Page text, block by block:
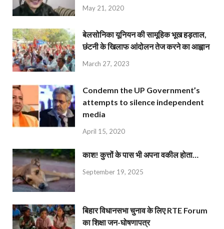
May 21, 2020
बेलसोनिका यूनियन की सामूहिक भूख हड़ताल,
छंटनी के खिलाफ आंदोलन तेज करने का आह्वान
March 27, 2023
Condemn the UP Government’s
attempts to silence independent
media
April 15, 2020
काश! कुत्तों के पास भी अपना वकील होता…
September 19, 2025
बिहार विधानसभा चुनाव के लिए RTE Forum
का शिक्षा जन-घोषणापत्र